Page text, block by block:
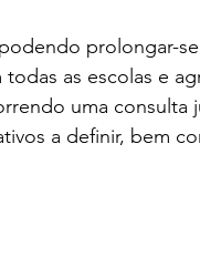
prolongar-
todas as escolas e
uma consulta
a definir, bem